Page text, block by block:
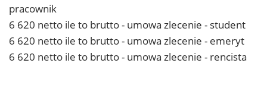
pracownik
6 620 netto ile to brutto - umowa zlecenie - student
6 620 netto ile to brutto - umowa zlecenie - emeryt
6 620 netto ile to brutto - umowa zlecenie - rencista